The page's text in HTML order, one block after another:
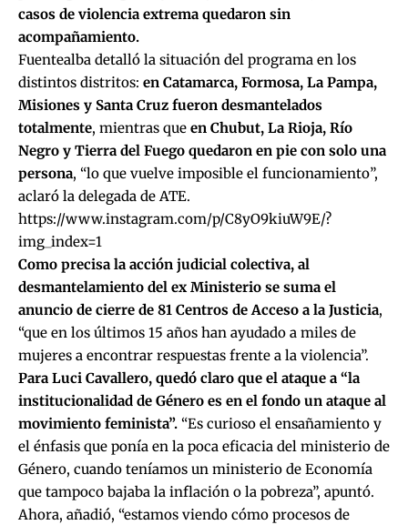
casos de violencia extrema quedaron sin
acompañamiento.
Fuentealba detalló la situación del programa en los
distintos distritos: en Catamarca, Formosa, La Pampa,
Misiones y Santa Cruz fueron desmantelados
totalmente, mientras que en Chubut, La Rioja, Río
Negro y Tierra del Fuego quedaron en pie con solo una
persona, “lo que vuelve imposible el funcionamiento”,
aclaró la delegada de ATE.
https://www.instagram.com/p/C8yO9kiuW9E/?
img_index=1
Como precisa la acción judicial colectiva, al
desmantelamiento del ex Ministerio se suma el
anuncio de cierre de 81 Centros de Acceso a la Justicia,
“que en los últimos 15 años han ayudado a miles de
mujeres a encontrar respuestas frente a la violencia”.
Para Luci Cavallero, quedó claro que el ataque a “la
institucionalidad de Género es en el fondo un ataque al
movimiento feminista”. “Es curioso el ensañamiento y
el énfasis que ponía en la poca eficacia del ministerio de
Género, cuando teníamos un ministerio de Economía
que tampoco bajaba la inflación o la pobreza”, apuntó.
Ahora, añadió, “estamos viendo cómo procesos de